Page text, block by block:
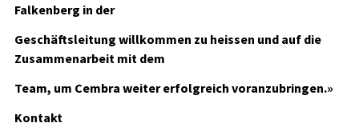
Falkenberg in der
Geschäftsleitung willkommen zu heissen und auf die
Zusammenarbeit mit dem
Team, um Cembra weiter erfolgreich voranzubringen.»
Kontakt